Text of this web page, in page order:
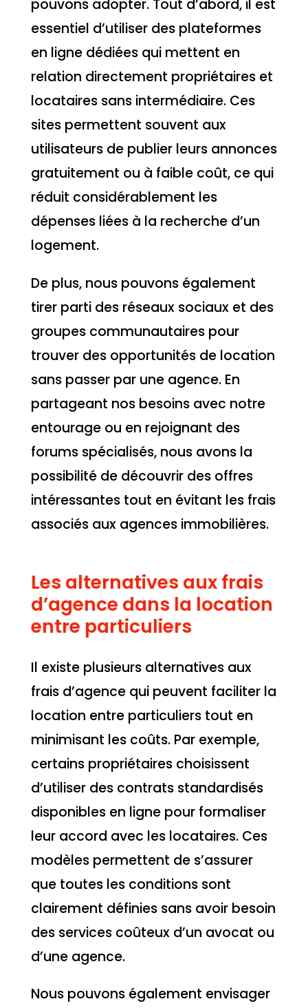
pouvons adopter. Tout d’abord, il est
essentiel d’utiliser des plateformes
en ligne dédiées qui mettent en
relation directement propriétaires et
locataires sans intermédiaire. Ces
sites permettent souvent aux
utilisateurs de publier leurs annonces
gratuitement ou à faible coût, ce qui
réduit considérablement les
dépenses liées à la recherche d’un
logement.
De plus, nous pouvons également
tirer parti des réseaux sociaux et des
groupes communautaires pour
trouver des opportunités de location
sans passer par une agence. En
partageant nos besoins avec notre
entourage ou en rejoignant des
forums spécialisés, nous avons la
possibilité de découvrir des offres
intéressantes tout en évitant les frais
associés aux agences immobilières.
Les alternatives aux frais
d’agence dans la location
entre particuliers
Il existe plusieurs alternatives aux
frais d’agence qui peuvent faciliter la
location entre particuliers tout en
minimisant les coûts. Par exemple,
certains propriétaires choisissent
d’utiliser des contrats standardisés
disponibles en ligne pour formaliser
leur accord avec les locataires. Ces
modèles permettent de s’assurer
que toutes les conditions sont
clairement définies sans avoir besoin
des services coûteux d’un avocat ou
d’une agence.
Nous pouvons également envisager